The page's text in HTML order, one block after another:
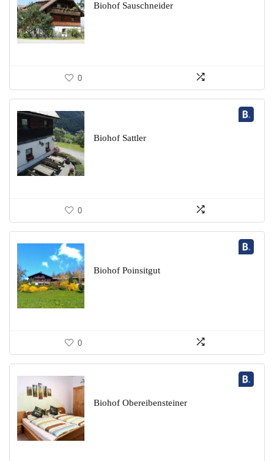
Biohof Sauschneider
0
Biohof Sattler
0
Biohof Poinsitgut
0
Biohof Obereibensteiner